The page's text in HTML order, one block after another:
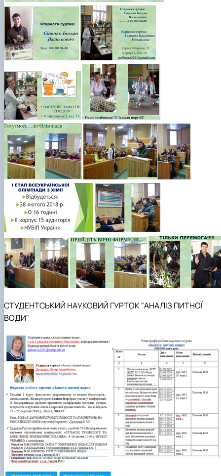
СТУДЕНТСЬКИЙ НАУКОВИЙ ГУРТОК "АНАЛІЗ ПИТНОЇ
ВОДИ"